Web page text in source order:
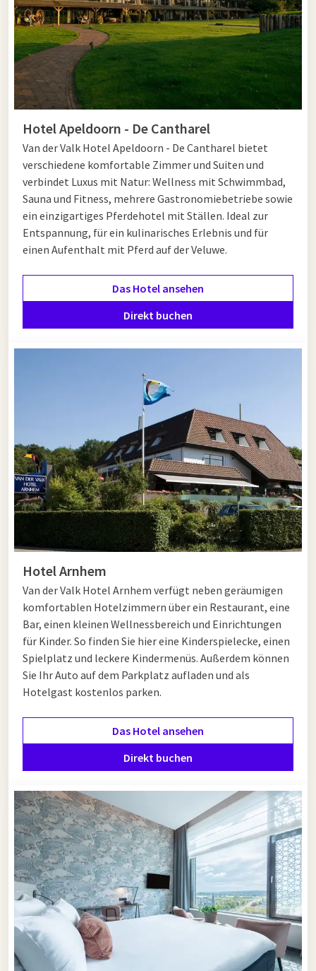
Hotel Apeldoorn - De Cantharel
Van der Valk Hotel Apeldoorn - De Cantharel bietet
verschiedene komfortable Zimmer und Suiten und
verbindet Luxus mit Natur: Wellness mit Schwimmbad,
Sauna und Fitness, mehrere Gastronomiebetriebe sowie
ein einzigartiges Pferdehotel mit Ställen. Ideal zur
Entspannung, für ein kulinarisches Erlebnis und für
einen Aufenthalt mit Pferd auf der Veluwe.
Das Hotel ansehen
Direkt buchen
Hotel Arnhem
Van der Valk Hotel Arnhem verfügt neben geräumigen
komfortablen Hotelzimmern über ein Restaurant, eine
Bar, einen kleinen Wellnessbereich und Einrichtungen
für Kinder. So finden Sie hier eine Kinderspielecke, einen
Spielplatz und leckere Kindermenüs. Außerdem können
Sie Ihr Auto auf dem Parkplatz aufladen und als
Hotelgast kostenlos parken.
Das Hotel ansehen
Direkt buchen